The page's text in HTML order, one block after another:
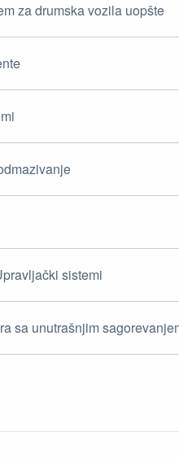
za drumska vozila uopšte
sistemi
sa unutrašnjim